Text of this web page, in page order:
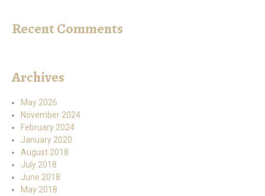
Recent Comments
Archives
May 2026
November 2024
February 2024
January 2020
August 2018
July 2018
June 2018
May 2018